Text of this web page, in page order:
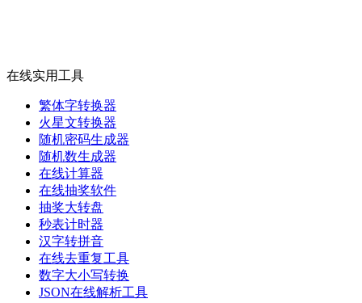
在线实用工具
繁体字转换器
火星文转换器
随机密码生成器
随机数生成器
在线计算器
在线抽奖软件
抽奖大转盘
秒表计时器
汉字转拼音
在线去重复工具
数字大小写转换
JSON在线解析工具